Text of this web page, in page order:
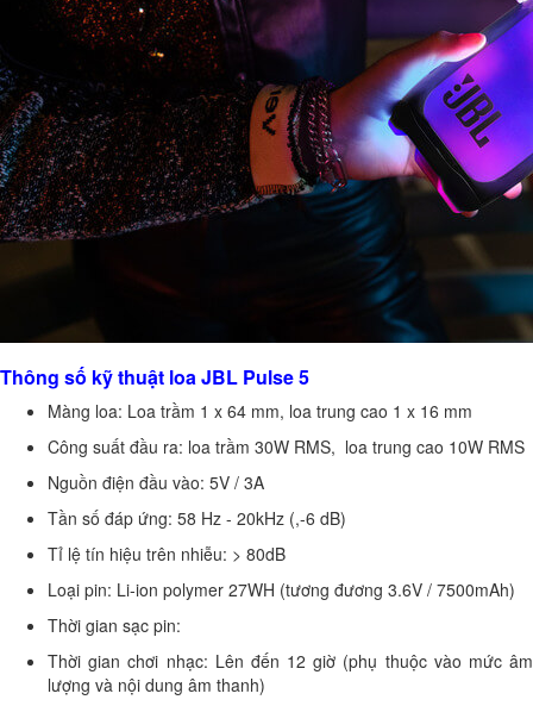
Thông số kỹ thuật loa JBL Pulse 5
Màng loa: Loa trầm 1 x 64 mm, loa trung cao 1 x 16 mm
Công suất đầu ra: loa trầm 30W RMS, loa trung cao 10W RMS
Nguồn điện đầu vào: 5V / 3A
Tần số đáp ứng: 58 Hz - 20kHz (,-6 dB)
Tỉ lệ tín hiệu trên nhiễu: > 80dB
Loại pin: Li-ion polymer 27WH (tương đương 3.6V / 7500mAh)
Thời gian sạc pin:
Thời gian chơi nhạc: Lên đến 12 giờ (phụ thuộc vào mức âm
lượng và nội dung âm thanh)